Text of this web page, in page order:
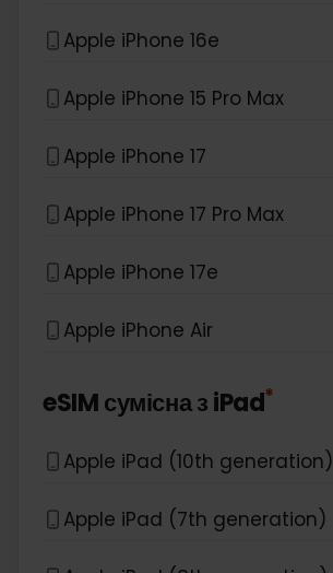
Apple iPhone 16e
Apple iPhone 15 Pro Max
Apple iPhone 17
Apple iPhone 17 Pro Max
Apple iPhone 17e
Apple iPhone Air
eSIM сумісна зiPad*
Apple iPad (10th generation)
Apple iPad (7th generation)